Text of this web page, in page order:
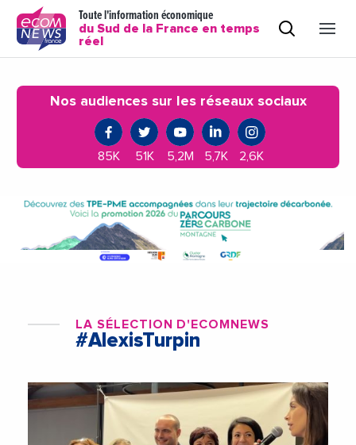
Toute l'information économique
du Sud de la France en temps
réel
Nos audiences sur les réseaux sociaux
85K 51K 5,2M 5,7K 2,6K
LA SÉLECTION D'ECOMNEWS
#AlexisTurpin